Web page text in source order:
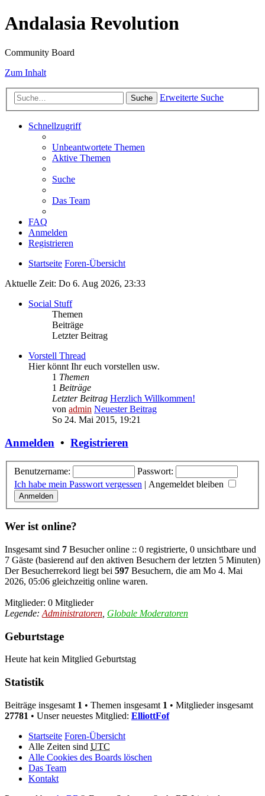
Andalasia Revolution
Community Board
Zum Inhalt
Suche Erweiterte Suche
Schnellzugriff
Unbeantwortete Themen
Aktive Themen
Suche
Das Team
FAQ
Anmelden
Registrieren
Startseite Foren-Übersicht
Aktuelle Zeit: Do 6. Aug 2026, 23:33
Social Stuff
Themen
Beiträge
Letzter Beitrag
Vorstell Thread
Hier könnt Ihr euch vorstellen usw.
1 Themen
1 Beiträge
Letzter Beitrag Herzlich Willkommen!
von admin Neuester Beitrag
So 24. Mai 2015, 19:21
Anmelden • Registrieren
Benutzername:
Passwort:
Ich habe mein Passwort vergessen | Angemeldet bleiben
Wer ist online?
Insgesamt sind 7 Besucher online :: 0 registrierte, 0 unsichtbare und
7 Gäste (basierend auf den aktiven Besuchern der letzten 5 Minuten)
Der Besucherrekord liegt bei 597 Besuchern, die am Mo 4. Mai
2026, 05:06 gleichzeitig online waren.
Mitglieder: 0 Mitglieder
Legende: Administratoren Globale Moderatoren
Geburtstage
Heute hat kein Mitglied Geburtstag
Statistik
Beiträge insgesamt 1 • Themen insgesamt 1 • Mitglieder insgesamt
27781 • Unser neuestes Mitglied: ElliottFof
Startseite Foren-Übersicht
Alle Zeiten sind UTC
Alle Cookies des Boards löschen
Das Team
Kontakt